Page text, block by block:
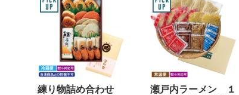
練り物詰め合わせ
瀬戸内ラーメン １